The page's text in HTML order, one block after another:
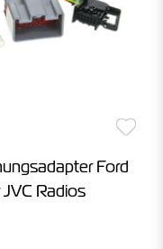
Ford
Radios